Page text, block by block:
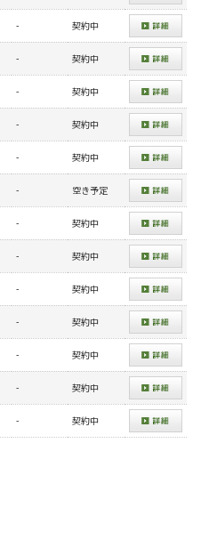
- 契約中
- 契約中
- 契約中
- 契約中
- 契約中
- 空き予定
- 契約中
- 契約中
- 契約中
- 契約中
- 契約中
- 契約中
- 契約中